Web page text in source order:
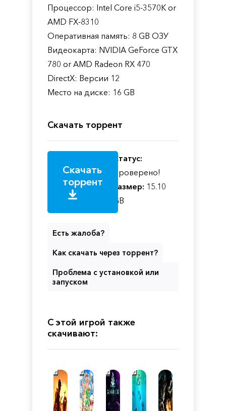
Процессор: Intel Core i5-3570K or
AMD FX-8310
Оперативная память: 8 GB ОЗУ
Видеокарта: NVIDIA GeForce GTX
780 or AMD Radeon RX 470
DirectX: Версии 12
Место на диске: 16 GB
Скачать торрент
Скачать
торрент
Статус:
Проверено!
Размер: 15.10
GB
Есть жалоба?
Как скачать через торрент?
Проблема с установкой или
запуском
С этой игрой также
скачивают: